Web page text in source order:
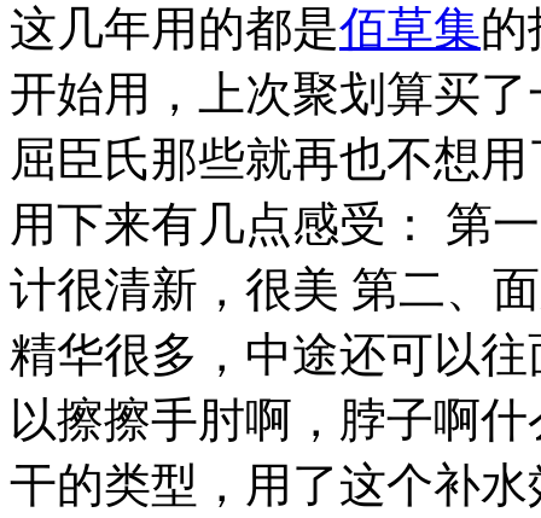
这几年用的都是佰草集的
开始用，上次聚划算买
屈臣氏那些就再也不想
用下来有几点感受： 第
计很清新，很美 第二、
精华很多，中途还可以
以擦擦手肘啊，脖子啊
干的类型，用了这个补